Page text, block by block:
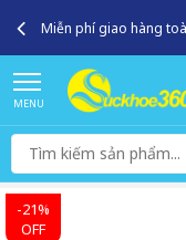
Miễn phí giao hàng
MENU
-21%
OFF